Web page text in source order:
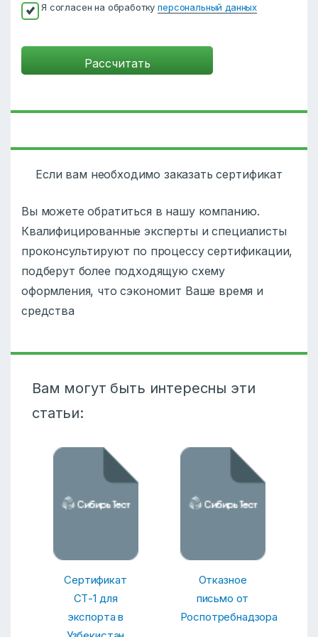
Я согласен на обработкуперсональный данных
Если вам необходимо заказать сертификат
Вы можете обратиться в нашу компанию.
Квалифицированные эксперты и специалисты
проконсультируют по процессу сертификации,
подберут более подходящую схему
оформления, что сэкономит Ваше время и
средства
Вам могут быть интересны эти
статьи:
Сертификат
СТ-1 для
экспорта в
Отказное
письмо от
Роспотребнадзора